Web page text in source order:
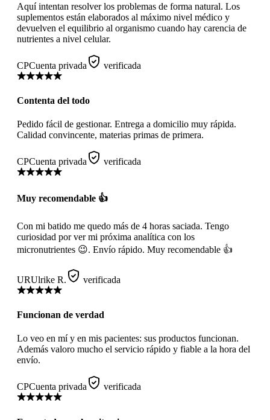
Aquí intentan resolver los problemas de forma natural. Los
suplementos están elaborados al máximo nivel médico y
devuelven el equilibrio al organismo cuando hay carencia de
nutrientes a nivel celular.
CPCuenta privada verificada
Contenta del todo
Pedido fácil de gestionar. Entrega a domicilio muy rápida.
Calidad convincente, materias primas de primera.
CPCuenta privada verificada
Muy recomendable 👍
Con mi batido me quedo más de 4 horas saciada. Tengo
curiosidad por ver mi próxima analítica con los
micronutrientes 😉. Envío rápido. Muy recomendable 👍
URUlrike R. verificada
Funcionan de verdad
Lo veo en mí y en mis pacientes: sus productos funcionan.
Además valoro mucho el servicio rápido y fiable a la hora del
envío.
CPCuenta privada verificada